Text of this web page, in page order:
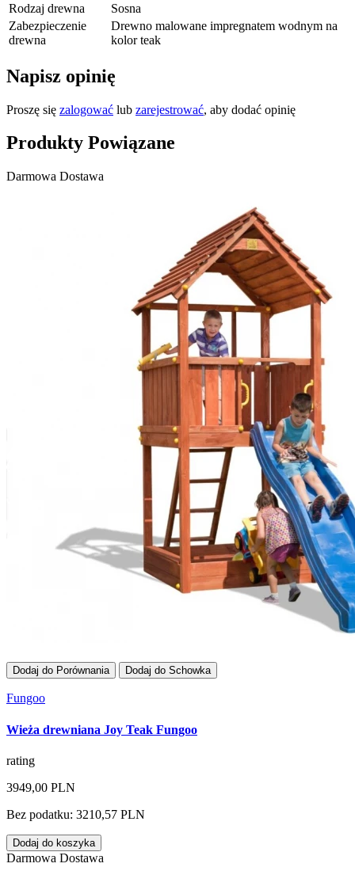
Rodzaj drewna
Sosna
Zabezpieczenie
drewna
Drewno malowane impregnatem wodnym na
kolor teak
Napisz opinię
Proszę się zalogować lub zarejestrować, aby dodać opinię
Produkty Powiązane
Darmowa Dostawa
Dodaj do Porównania Dodaj do Schowka
Fungoo
Wieża drewniana Joy Teak Fungoo
rating
3949,00 PLN
Bez podatku: 3210,57 PLN
Dodaj do koszyka
Darmowa Dostawa